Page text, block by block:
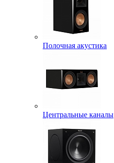
Полочная акустика
Центральные каналы